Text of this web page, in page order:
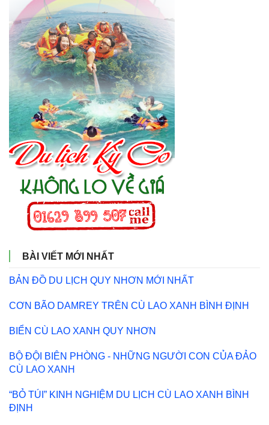
BÀI VIẾT MỚI NHẤT
BẢN ĐỒ DU LỊCH QUY NHƠN MỚI NHẤT
CƠN BÃO DAMREY TRÊN CÙ LAO XANH BÌNH ĐỊNH
BIỂN CÙ LAO XANH QUY NHƠN
BỘ ĐỘI BIÊN PHÒNG - NHỮNG NGƯỜI CON CỦA ĐẢO
CÙ LAO XANH
“BỎ TÚI” KINH NGHIỆM DU LỊCH CÙ LAO XANH BÌNH
ĐỊNH